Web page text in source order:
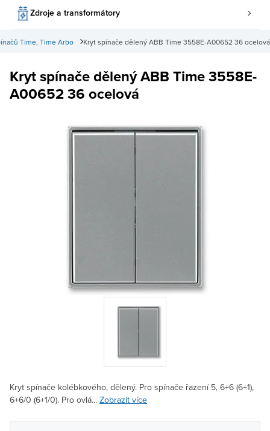
Zdroje a transformátory
Kryt spínače dělený ABB Time 3558E-A00652 36 ocelová
Time, Time Arbo
Kryt spínače dělený ABB Time 3558E-
A00652 36 ocelová
Kryt spínače kolébkového, dělený. Pro spínače řazení 5, 6+6 (6+1),
6+6/0 (6+1/0). Pro ovlá... Zobrazit více